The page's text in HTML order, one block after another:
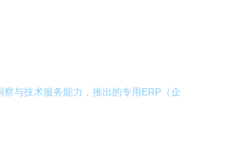
与技术服务能力，推出的专用ERP（企